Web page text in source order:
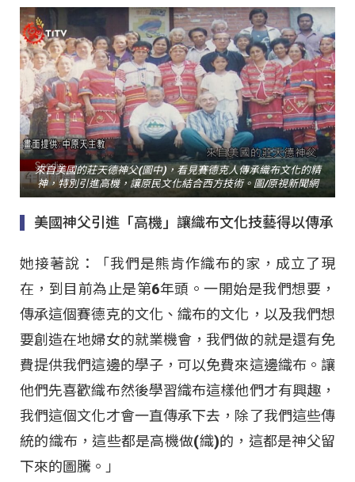
來自美國的莊天德神父(圖中)，看見賽德克人傳承織布文化的精
神，特別引進高機，讓原民文化結合西方技術。圖/原視新聞網
美國神父引進「高機」讓織布文化技藝得以傳承
她接著說：「我們是熊肯作織布的家，成立了現
在，到目前為止是第6年頭。一開始是我們想要，
傳承這個賽德克的文化、織布的文化，以及我們想
要創造在地婦女的就業機會，我們做的就是還有免
費提供我們這邊的學子，可以免費來這邊織布。讓
他們先喜歡織布然後學習織布這樣他們才有興趣，
我們這個文化才會一直傳承下去，除了我們這些傳
統的織布，這些都是高機做(織)的，這都是神父留
下來的圖騰。」